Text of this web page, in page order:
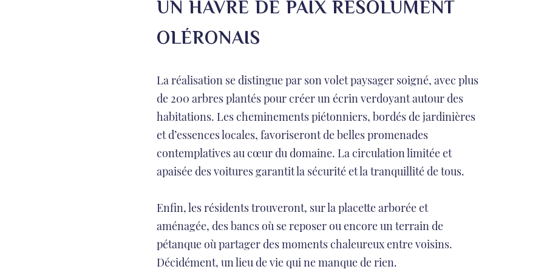
UN HAVRE DE PAIX RÉSOLUMENT
OLÉRONAIS
La réalisation se distingue par son volet paysager soigné, avec plus
de 200 arbres plantés pour créer un écrin verdoyant autour des
habitations. Les cheminements piétonniers, bordés de jardinières
et d’essences locales, favoriseront de belles promenades
contemplatives au cœur du domaine. La circulation limitée et
apaisée des voitures garantit la sécurité et la tranquillité de tous.
Enfin, les résidents trouveront, sur la placette arborée et
aménagée, des bancs où se reposer ou encore un terrain de
pétanque où partager des moments chaleureux entre voisins.
Décidément, un lieu de vie qui ne manque de rien.